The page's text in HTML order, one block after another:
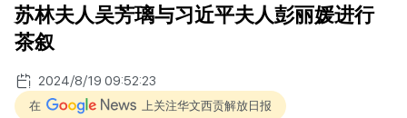
苏林夫人吴芳璃与习近平夫人彭丽媛进行
茶叙
2024/8/19 09:52:23
在 上关注华文西贡解放日报